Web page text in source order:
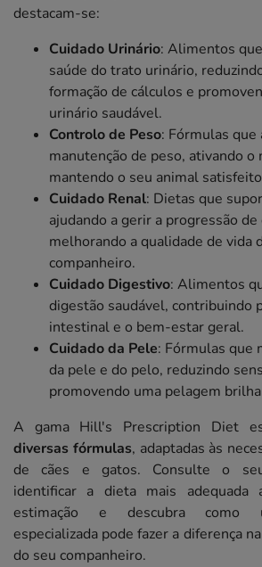
destacam-se:
Cuidado Urinário: Alimentos
saúde do trato urinário,
formação de cálculos e
urinário saudável.
Controlo de Peso: Fórmulas que
manutenção de peso, ativando
mantendo o seu animal
Cuidado Renal: Dietas que
ajudando a gerir a progressão
melhorando a qualidade de vida
companheiro.
Cuidado Digestivo: Alimentos
digestão saudável, contribuindo
intestinal e o bem-estar geral.
Cuidado da Pele: Fórmulas que
da pele e do pelo, reduzindo
promovendo uma pelagem
A gama Hill's Prescription Diet
diversas fórmulas, adaptadas às
de cães e gatos. Consulte o
identificar a dieta mais adequada
estimação e descubra como
especializada pode fazer a diferença
do seu companheiro.